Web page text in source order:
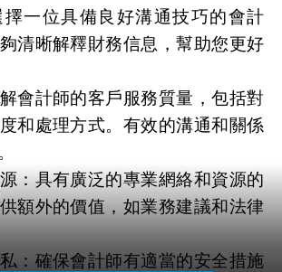
一位具備良好溝通技巧的會計
清晰解釋財務信息，幫助您更好
會計師的客戶服務質量，包括對
和處理方式。有效的溝通和關係
：具有廣泛的專業網絡和資源的
額外的價值，如業務建議和法律
：確保會計師有適當的安全措施